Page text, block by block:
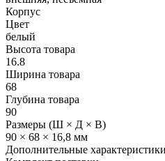
Корпус
Цвет
белый
Высота товара
16.8
Ширина товара
68
Глубина товара
90
Размеры (Ш × Д × В)
90 × 68 × 16,8 мм
Дополнительные характеристики